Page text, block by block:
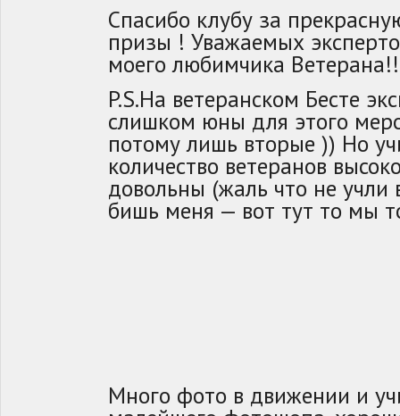
Спасибо клубу за
призы ! Уважаемых
моего любимчика
P.S.На ветеранском Бесте
слишком юны для этого
потому лишь вторые )) Но
количество ветеранов
довольны (жаль что не учли
бишь меня — вот тут то мы
Много фото в движении и